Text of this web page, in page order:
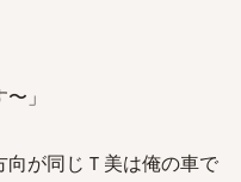
」
向が同じＴ美は俺の車で